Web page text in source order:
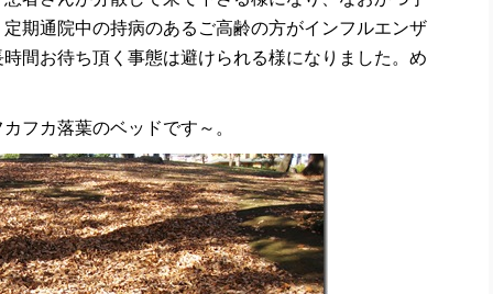
期通院中の持病のあるご高齢の方がインフルエンザ
間お待ち頂く事態は避けられる様になりました。め
フカ落葉のベッドです～。